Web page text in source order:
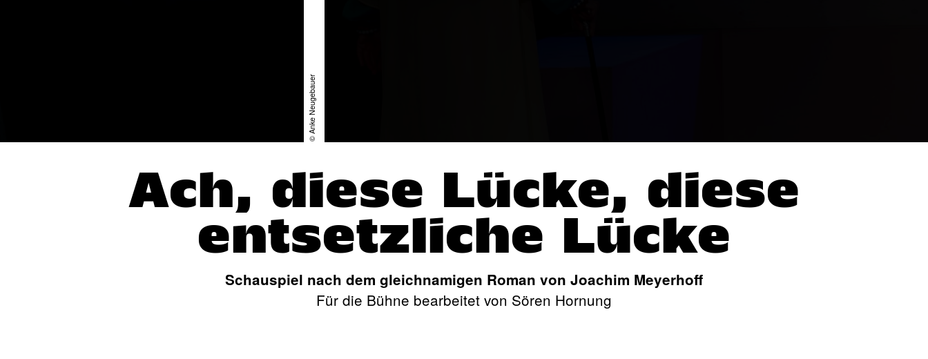
© Anke Neugebauer
Ach, diese Lücke, diese
entsetzliche Lücke
Schauspiel nach dem gleichnamigen Roman von Joachim Meyerhoff
Für die Bühne bearbeitet von Sören Hornung